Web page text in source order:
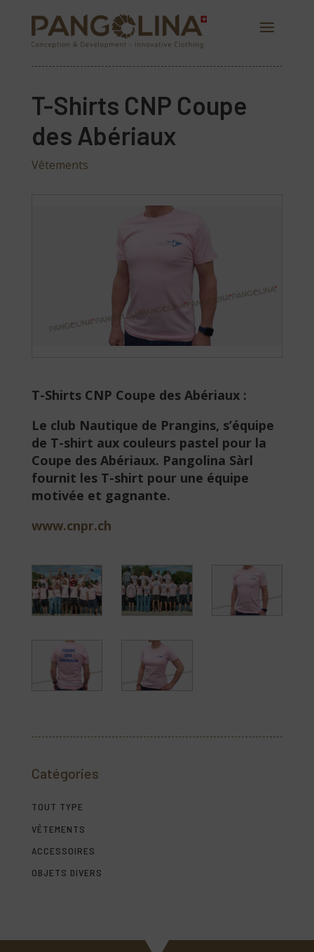
T-Shirts CNP Coupe
des Abériaux
Vêtements
PANGOLINA.COM
T-Shirts CNP Coupe des Abériaux :
Le club Nautique de Prangins, s’équipe
de T-shirt aux couleurs pastel pour la
Coupe des Abériaux. Pangolina Sàrl
fournit les T-shirt pour une équipe
motivée et gagnante.
www.cnpr.ch
Catégories
TOUT TYPE
VÊTEMENTS
ACCESSOIRES
OBJETS DIVERS